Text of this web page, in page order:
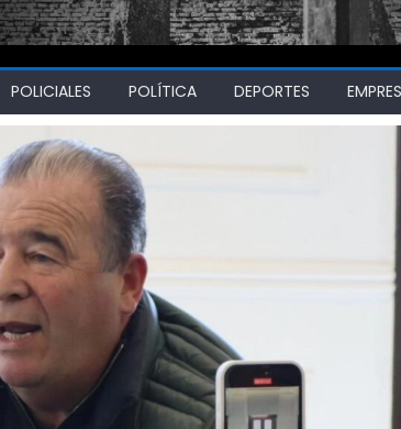
POLICIALES POLÍTICA DEPORTES